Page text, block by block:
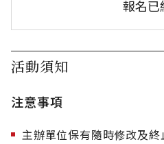
報名已
活動須知
注意事項
主辦單位保有隨時修改及